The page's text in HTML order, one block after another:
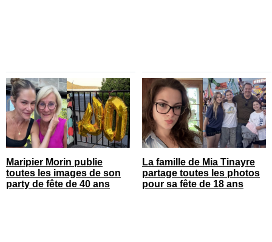
Maripier Morin publie
toutes les images de son
party de fête de 40 ans
La famille de Mia Tinayre
partage toutes les photos
pour sa fête de 18 ans